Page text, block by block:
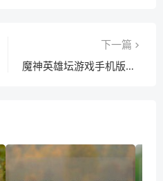
下一篇
魔神英雄坛游戏手机版下载，官方正版安装指南！